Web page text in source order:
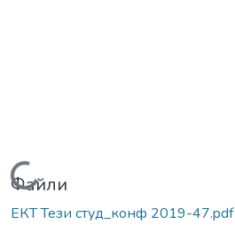
Вантажиться...
Файли
ЕКТ Тези студ_конф 2019-47.pdf